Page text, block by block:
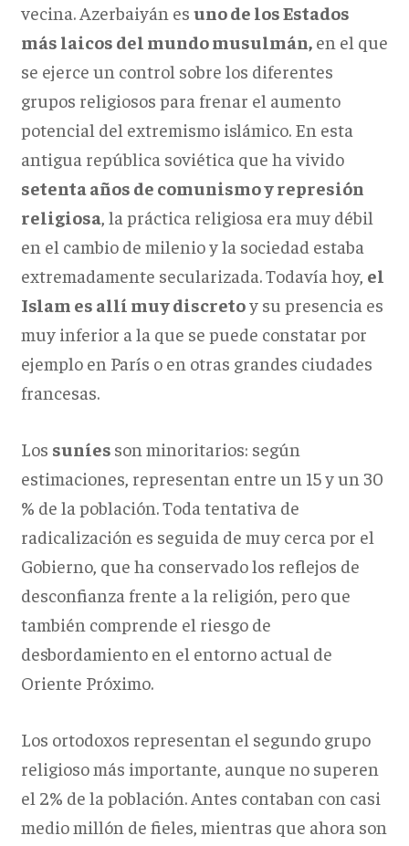
vecina. Azerbaiyán es uno de los Estados
más laicos del mundo musulmán,en el que
se ejerce un control sobre los diferentes
grupos religiosos para frenar el aumento
potencial del extremismo islámico. En esta
antigua república soviética que ha vivido
setenta años de comunismo y represión
religiosa, la práctica religiosa era muy débil
en el cambio de milenio y la sociedad estaba
extremadamente secularizada. Todavía hoy, el
Islam es allí muy discretoy su presencia es
muy inferior a la que se puede constatar por
ejemplo en París o en otras grandes ciudades
francesas.
Los suníes son minoritarios: según
estimaciones, representan entre un 15 y un 30
% de la población. Toda tentativa de
radicalización es seguida de muy cerca por el
Gobierno, que ha conservado los reflejos de
desconfianza frente a la religión, pero que
también comprende el riesgo de
desbordamiento en el entorno actual de
Oriente Próximo.
Los ortodoxos representan el segundo grupo
religioso más importante, aunque no superen
el 2% de la población. Antes contaban con casi
medio millón de fieles, mientras que ahora son